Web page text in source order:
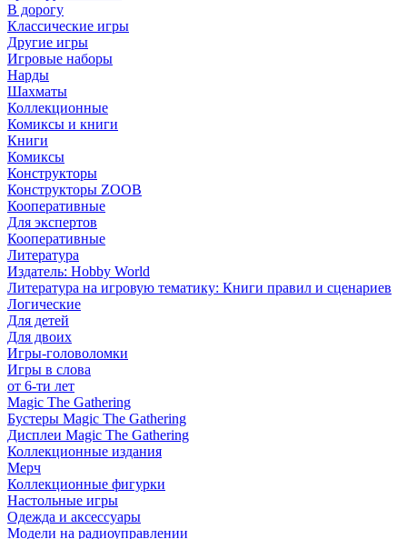
В дорогу
Классические игры
Другие игры
Игровые наборы
Нарды
Шахматы
Коллекционные
Комиксы и книги
Книги
Комиксы
Конструкторы
Конструкторы ZOOB
Кооперативные
Для экспертов
Кооперативные
Литература
Издатель: Hobby World
Литература на игровую тематику: Книги правил и сценариев
Логические
Для детей
Для двоих
Игры-головоломки
Игры в слова
от 6-ти лет
Magic The Gathering
Бустеры Magic The Gathering
Дисплеи Magic The Gathering
Коллекционные издания
Мерч
Коллекционные фигурки
Настольные игры
Одежда и аксессуары
Модели на радиоуправлении